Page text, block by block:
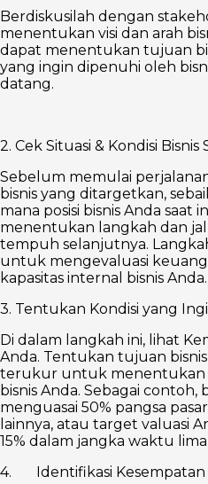
Berdiskusilah dengan
menentukan visi dan arah
dapat menentukan tujuan
yang ingin dipenuhi oleh
datang.
2. Cek Situasi & Kondisi Bisnis
Sebelum memulai
bisnis yang ditargetkan,
mana posisi bisnis Anda saat
menentukan langkah dan
tempuh selanjutnya.
untuk mengevaluasi
kapasitas internal bisnis Anda.
3. Tentukan Kondisi yang
Di dalam langkah ini, lihat
Anda. Tentukan tujuan
terukur untuk menentukan
bisnis Anda. Sebagai contoh,
menguasai 50% pangsa
lainnya, atau target valuasi
15% dalam jangka waktu
4. Identifikasi Kesempatan